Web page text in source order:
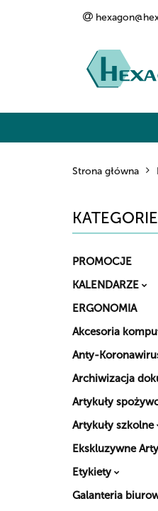
Strona główna
KATEGORIE
PROMOCJE
KALENDARZE
ERGONOMIA
Akcesoria
Anty-
Archiwizacja
Artykuły
Artykuły szkolne
Ekskluzywne
Etykiety
Galanteria